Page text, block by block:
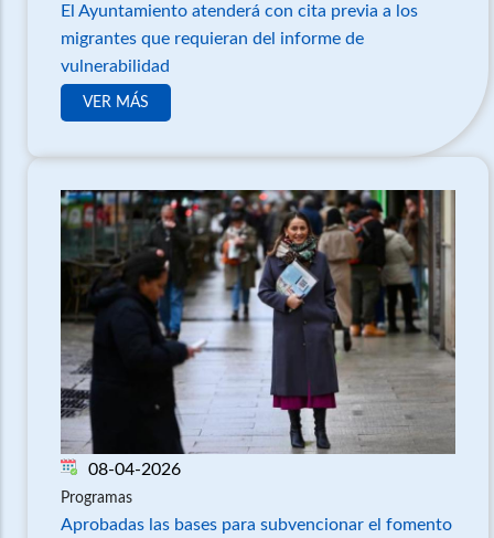
El Ayuntamiento atenderá con cita previa a los
migrantes que requieran del informe de
vulnerabilidad
VER MÁS
08-04-2026
Programas
Aprobadas las bases para subvencionar el fomento